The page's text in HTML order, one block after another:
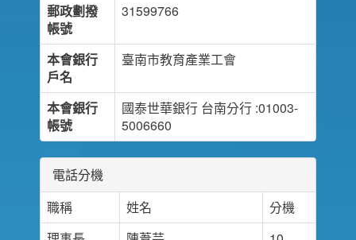
郵政劃撥
帳號
31599766
本會銀行
戶名
臺南市教育產業工會
本會銀行
帳號
國泰世華銀行 台南分行 :01003-
5006660
電話分機
職稱
姓名
分機